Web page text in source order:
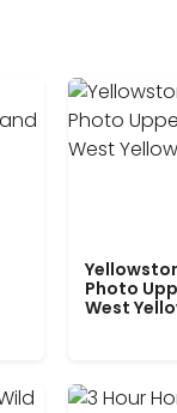
Photo
West